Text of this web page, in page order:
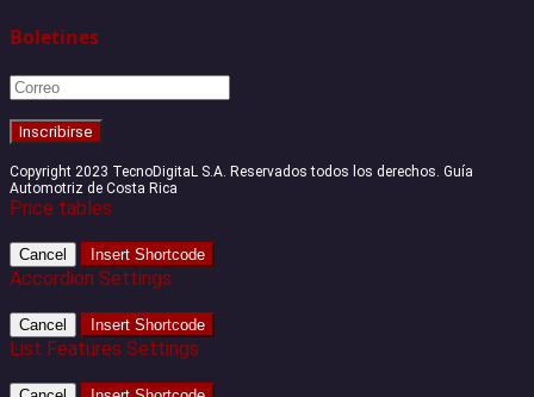
Boletines
Copyright 2023 TecnoDigitaL S.A. Reservados todos los derechos. Guía
Automotriz de Costa Rica
Price tables
Cancel Insert Shortcode
Accordion Settings
Cancel Insert Shortcode
List Features Settings